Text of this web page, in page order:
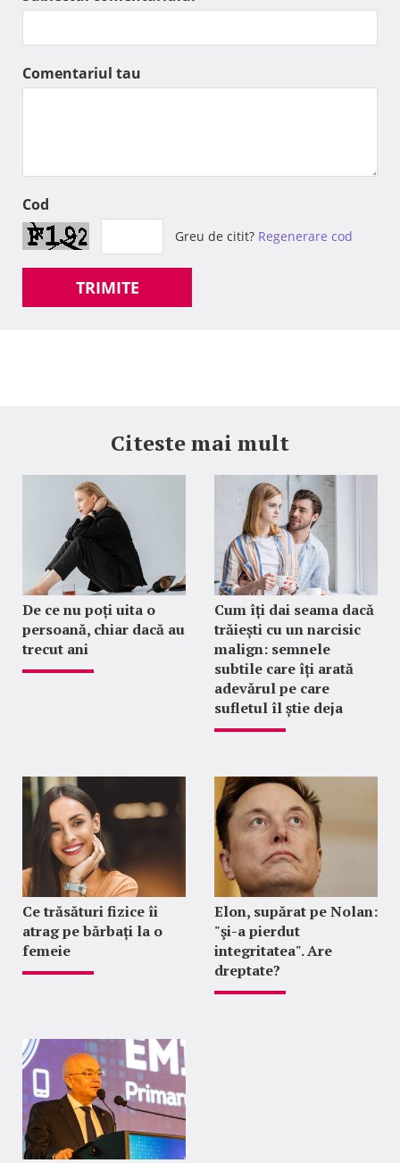
Comentariul tau
Cod
Greu de citit? Regenerare cod
TRIMITE
Citeste mai mult
De ce nu poți uita o
persoană, chiar dacă au
trecut ani
Cum îți dai seama dacă
trăiești cu un narcisic
malign: semnele
subtile care îți arată
adevărul pe care
sufletul îl știe deja
Ce trăsături fizice îi
atrag pe bărbați la o
femeie
Elon, supărat pe Nolan:
"şi-a pierdut
integritatea". Are
dreptate?